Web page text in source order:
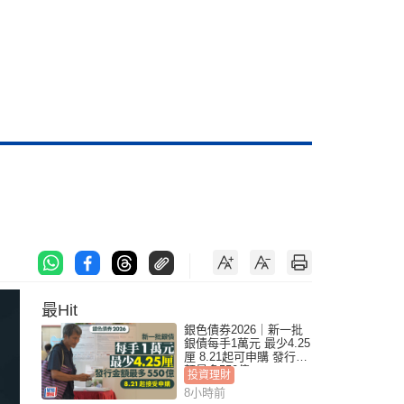
最Hit
銀色債券2026｜新一批
銀債每手1萬元 最少4.25
厘 8.21起可申購 發行金
額最多550億
投資理財
8小時前